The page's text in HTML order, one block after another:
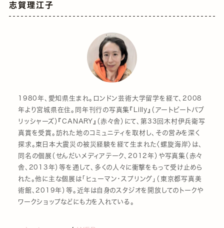
志賀理江子
1980年、愛知県生まれ。ロンドン芸術大学留学を経て、2008
年より宮城県在住。同年刊行の写真集『Lilly』（アートビートパブ
リッシャーズ）『CANARY』（赤々舎）にて、第33回木村伊兵衛写
真賞を受賞。訪れた地のコミュニティを取材し、その営みを深く
探求。東日本大震災の被災経験を経て生まれた〈螺旋海岸〉は、
同名の個展（せんだいメディアテーク、2012年）や写真集（赤々
舎、2013年）等を通して、多くの人々に衝撃をもって受け止めら
れた。他に主な個展は「ヒューマン・スプリング」（東京都写真美
術館、2019年）等。近年は自身のスタジオを開放してのトークや
ワークショップなどにも力を入れている。